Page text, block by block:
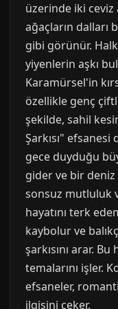
üzerinde iki ceviz
ağaçların dalları
gibi görünür.
yiyenlerin aşkı
Karamürsel'in
özellikle genç
şekilde, sahil
Şarkısı" efsanesi
gece duyduğu
gider ve bir deniz
sonsuz mutluluk
hayatını terk
kaybolur ve
şarkısını arar.
temalarını işler.
efsaneler,
ilgisini çeker.